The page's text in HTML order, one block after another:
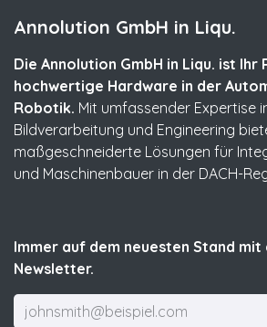
Annolution GmbH in Liqu.
Die Annolution GmbH in Liqu. ist
hochwertige Hardware in der
Robotik. Mit umfassender Expertise
Bildverarbeitung und Engineering
maßgeschneiderte Lösungen für
und Maschinenbauer in der DACH-
Immer auf dem neuesten Stand mit
Newsletter.